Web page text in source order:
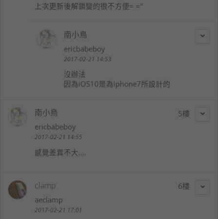
上次更新後解鎖變的很不方便= ="
南小鳥
ericbabeboy
2017-02-21 14:53
沒辦法
因為iOS10是為iphone7所設計的
5
南小鳥
ericbabeboy
2017-02-21 14:55
感覺差異不大....
6
clamp
aeclamp
2017-02-21 17:01